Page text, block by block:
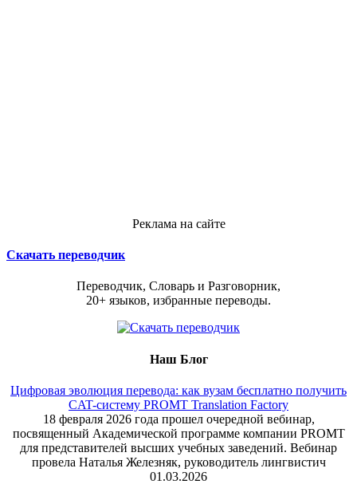
Реклама на сайте
Скачать переводчик
Переводчик, Словарь и Разговорник,
20+ языков, избранные переводы.
Наш Блог
Цифровая эволюция перевода: как вузам бесплатно получить
CAT-систему PROMT Translation Factory
18 февраля 2026 года прошел очередной вебинар,
посвященный Академической программе компании PROMT
для представителей высших учебных заведений. Вебинар
провела Наталья Железняк, руководитель лингвистич
01.03.2026